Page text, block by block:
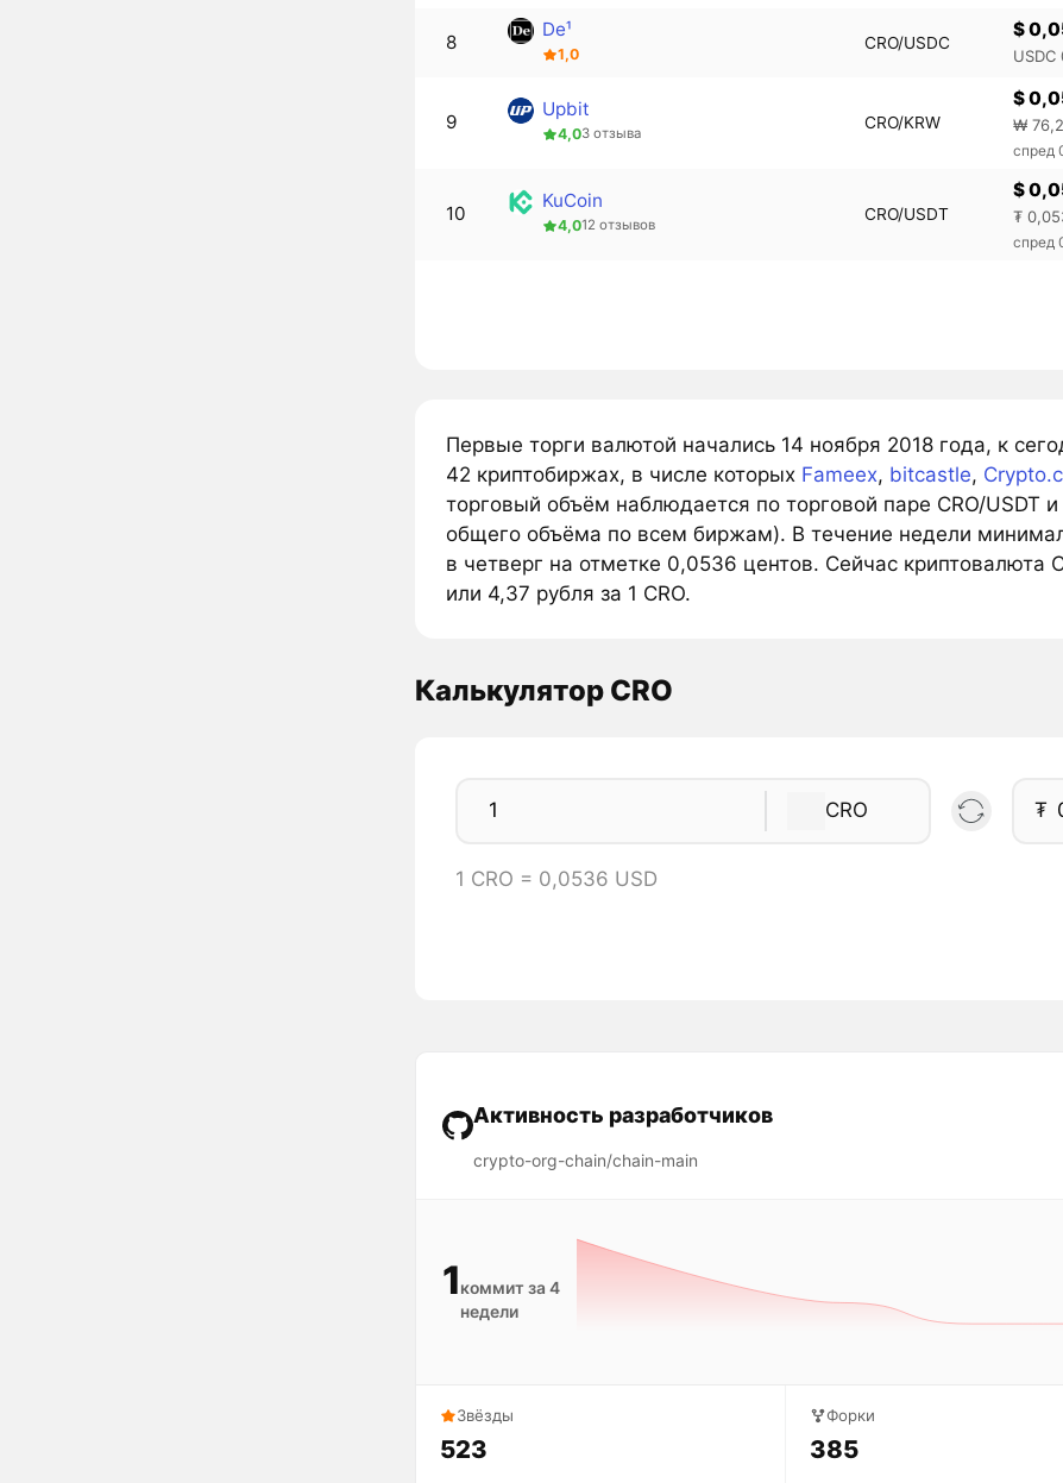
8
De¹
1,0
CRO/USDC
$
9
Upbit
4,03 отзыва
CRO/KRW
$
₩
спред
10
KuCoin
4,012 отзывов
CRO/USDT
$
₮
спред
Первые торги валютой начались 14 ноября 2018 года, к
42 криптобиржах, в числе которых Fameex, bitcastle,
торговый объём наблюдается по торговой паре CRO/USDT
общего объёма по всем биржам). В течение недели
в четверг на отметке 0,0536 центов. Сейчас криптовалюта
или 4,37 рубля за 1 CRO.
Калькулятор CRO
CRO ₮
1 CRO = 0,0536 USD
Активность разработчиков
crypto-org-chain/chain-main
1коммит за 4
недели
Звёзды
523
Форки
385